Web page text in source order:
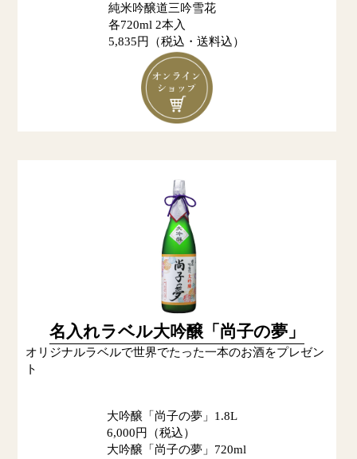
純米吟醸道三吟雪花
各720ml 2本入
5,835円（税込・送料込）
名入れラベル大吟醸「尚子の夢」
オリジナルラベルで世界でたった一本のお酒をプレゼン
ト
大吟醸「尚子の夢」1.8L
6,000円（税込）
大吟醸「尚子の夢」720ml